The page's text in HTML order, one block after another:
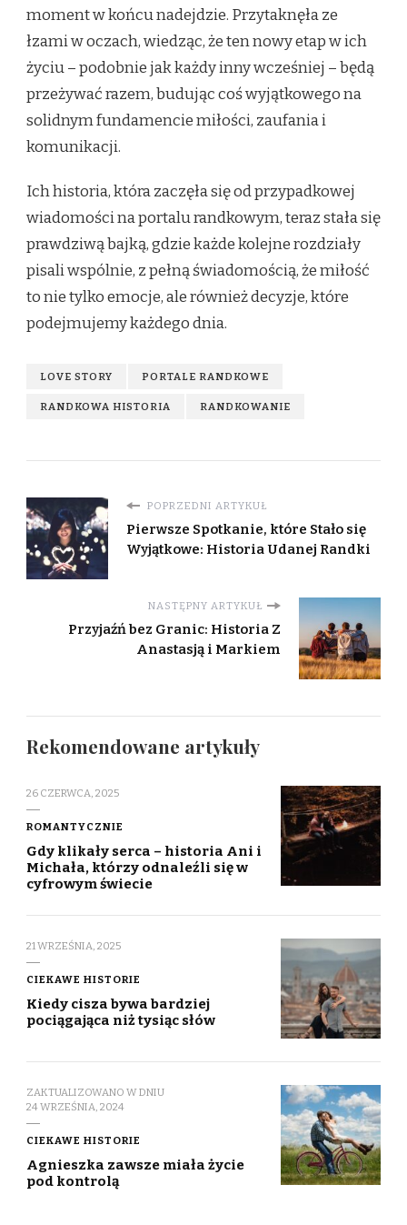
moment w końcu nadejdzie. Przytaknęła ze
łzami w oczach, wiedząc, że ten nowy etap w ich
życiu – podobnie jak każdy inny wcześniej – będą
przeżywać razem, budując coś wyjątkowego na
solidnym fundamencie miłości, zaufania i
komunikacji.
Ich historia, która zaczęła się od przypadkowej
wiadomości na portalu randkowym, teraz stała się
prawdziwą bajką, gdzie każde kolejne rozdziały
pisali wspólnie, z pełną świadomością, że miłość
to nie tylko emocje, ale również decyzje, które
podejmujemy każdego dnia.
LOVE STORY PORTALE RANDKOWE
RANDKOWA HISTORIA RANDKOWANIE
POPRZEDNI ARTYKUŁ
Pierwsze Spotkanie, które Stało się
Wyjątkowe: Historia Udanej Randki
NASTĘPNY ARTYKUŁ
Przyjaźń bez Granic: Historia Z
Anastasją i Markiem
Rekomendowane artykuły
26 CZERWCA, 2025
ROMANTYCZNIE
Gdy klikały serca – historia Ani i
Michała, którzy odnaleźli się w
cyfrowym świecie
21 WRZEŚNIA, 2025
CIEKAWE HISTORIE
Kiedy cisza bywa bardziej
pociągająca niż tysiąc słów
ZAKTUALIZOWANO W DNIU
24 WRZEŚNIA, 2024
CIEKAWE HISTORIE
Agnieszka zawsze miała życie
pod kontrolą